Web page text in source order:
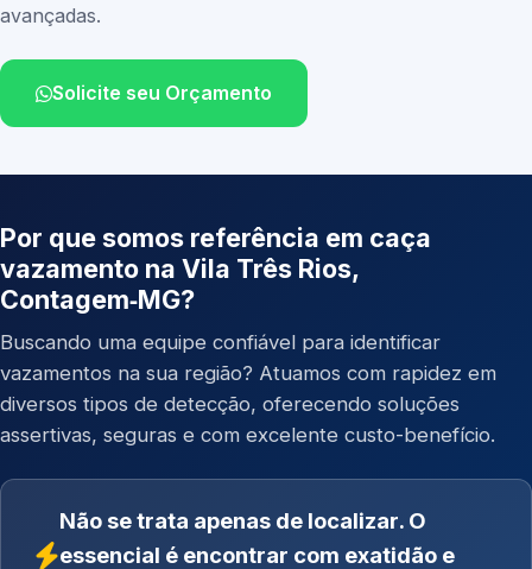
avançadas.
Solicite seu Orçamento
Por que somos referência em caça
vazamento na Vila Três Rios,
Contagem‑MG?
Buscando uma equipe confiável para identificar
vazamentos na sua região? Atuamos com rapidez em
diversos tipos de detecção, oferecendo soluções
assertivas, seguras e com excelente custo-benefício.
Não se trata apenas de localizar. O
essencial é encontrar com exatidão e